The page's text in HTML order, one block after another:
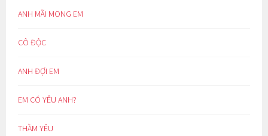
ANH MÃI MONG EM
CÔ ĐỘC
ANH ĐỢI EM
EM CÓ YÊU ANH?
THẦM YÊU